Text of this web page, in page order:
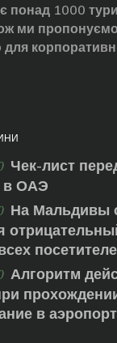
понад 1000
ми пропонуємо
для
Чек-лист
в ОАЭ
На Мальдивы
Алгоритм
в